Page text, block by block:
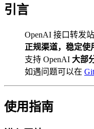
引言
OpenAI 接口转发站
正规渠道，稳定使
支持 OpenAI 大部
如遇问题可以在
使用指南